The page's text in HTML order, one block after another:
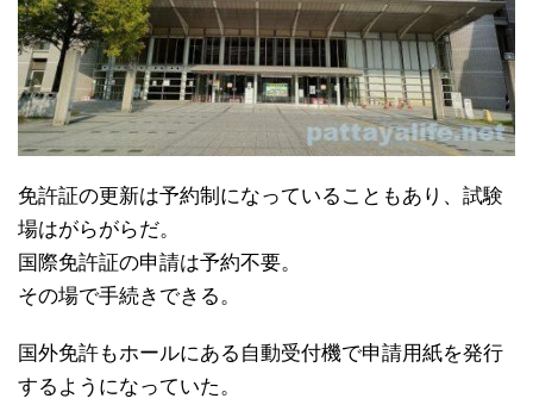
免許証の更新は予約制になっていることもあり、試験
場はがらがらだ。
国際免許証の申請は予約不要。
その場で手続きできる。
国外免許もホールにある自動受付機で申請用紙を発行
するようになっていた。